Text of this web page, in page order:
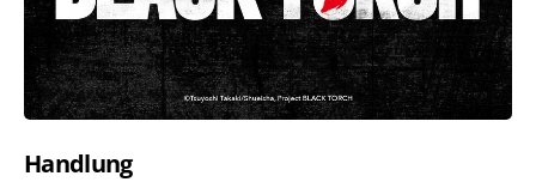
Handlung